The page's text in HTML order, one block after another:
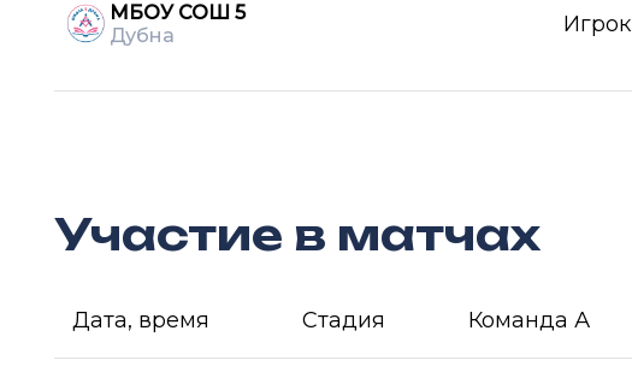
МБОУ СОШ 5
Дубна
Игрок
Участие в матчах
Дата, время Стадия Команда А